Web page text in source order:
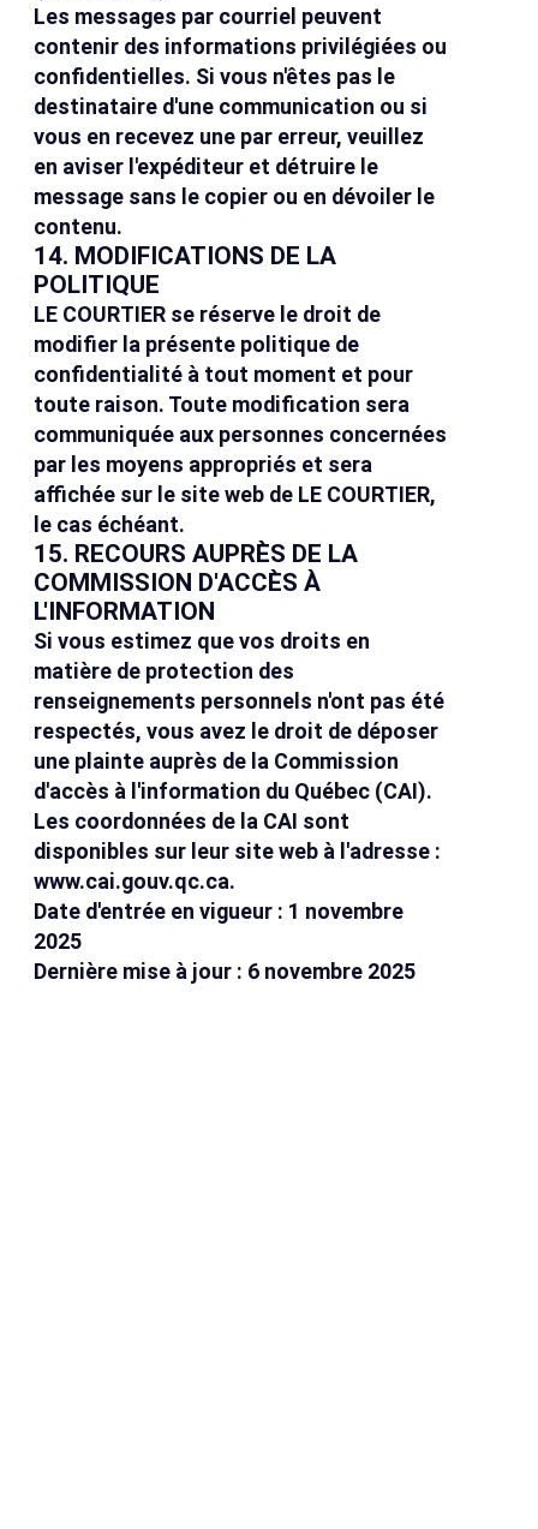
Les messages par courriel peuvent
contenir des informations privilégiées ou
confidentielles. Si vous n'êtes pas le
destinataire d'une communication ou si
vous en recevez une par erreur, veuillez
en aviser l'expéditeur et détruire le
message sans le copier ou en dévoiler le
contenu.
14. MODIFICATIONS DE LA
POLITIQUE
LE COURTIER se réserve le droit de
modifier la présente politique de
confidentialité à tout moment et pour
toute raison. Toute modification sera
communiquée aux personnes concernées
par les moyens appropriés et sera
affichée sur le site web de LE COURTIER,
le cas échéant.
15. RECOURS AUPRÈS DE LA
COMMISSION D'ACCÈS À
L'INFORMATION
Si vous estimez que vos droits en
matière de protection des
renseignements personnels n'ont pas été
respectés, vous avez le droit de déposer
une plainte auprès de la Commission
d'accès à l'information du Québec (CAI).
Les coordonnées de la CAI sont
disponibles sur leur site web à l'adresse :
www.cai.gouv.qc.ca.
Date d'entrée en vigueur : 1 novembre
2025
Dernière mise à jour : 6 novembre 2025